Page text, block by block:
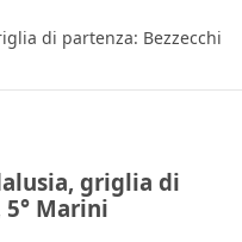
di partenza: Bezzecchi
griglia di
5° Marini